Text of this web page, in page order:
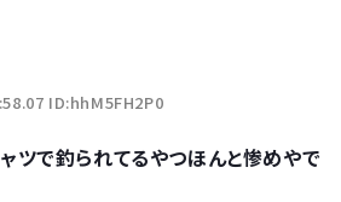
ID:hhM5FH2P0
ツで釣られてるやつほんと惨めやで